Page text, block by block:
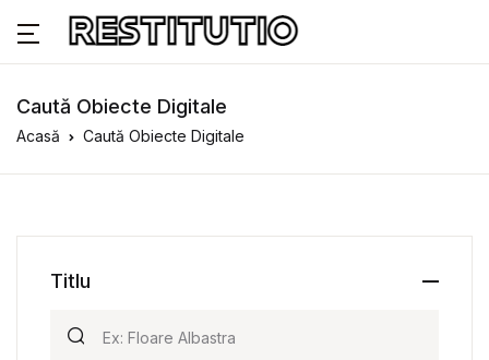
Caută Obiecte Digitale
Acasă Caută Obiecte Digitale
Titlu